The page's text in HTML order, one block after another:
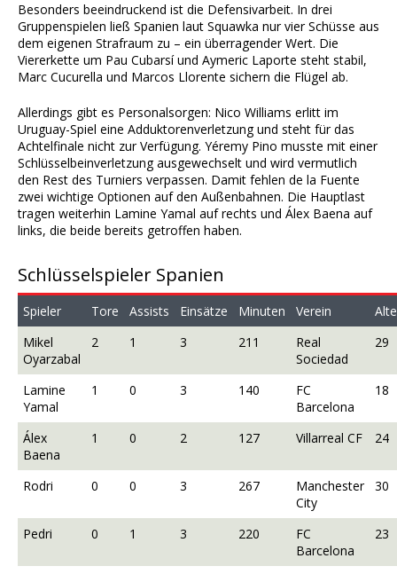
Besonders beeindruckend ist die Defensivarbeit. In drei
Gruppenspielen ließ Spanien laut Squawka nur vier Schüsse aus
dem eigenen Strafraum zu – ein überragender Wert. Die
Viererkette um Pau Cubarsí und Aymeric Laporte steht stabil,
Marc Cucurella und Marcos Llorente sichern die Flügel ab.
Allerdings gibt es Personalsorgen: Nico Williams erlitt im
Uruguay-Spiel eine Adduktorenverletzung und steht für das
Achtelfinale nicht zur Verfügung. Yéremy Pino musste mit einer
Schlüsselbeinverletzung ausgewechselt und wird vermutlich
den Rest des Turniers verpassen. Damit fehlen de la Fuente
zwei wichtige Optionen auf den Außenbahnen. Die Hauptlast
tragen weiterhin Lamine Yamal auf rechts und Álex Baena auf
links, die beide bereits getroffen haben.
Schlüsselspieler Spanien
Spieler Tore Assists Einsätze Minuten Verein
Mikel
Oyarzabal
2 1 3 211
Real
Sociedad
29
Lamine
Yamal
1 0 3 140
FC
Barcelona
18
Álex
Baena
1 0 2 127 Villarreal CF 24
Rodri 0 0 3 267
Manchester
City
30
Pedri 0 1 3 220
FC
Barcelona
23